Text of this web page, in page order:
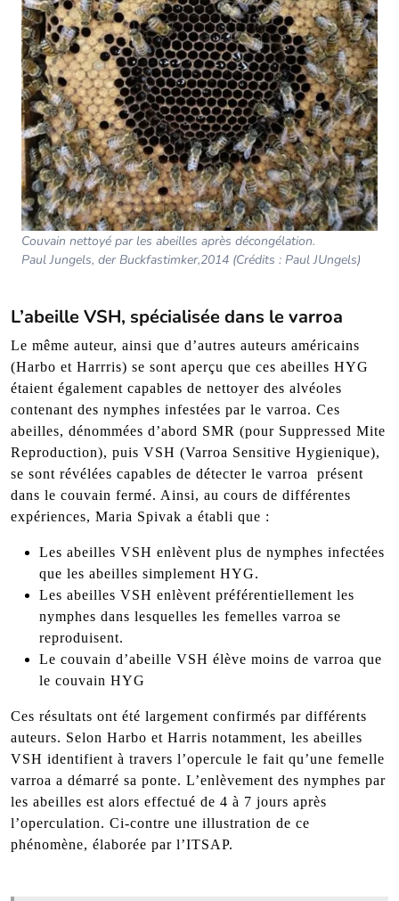
Couvain nettoyé par les abeilles après décongélation.
Paul Jungels, der Buckfastimker,2014 (Crédits : Paul JUngels)
L’abeille VSH, spécialisée dans le varroa
Le même auteur, ainsi que d’autres auteurs américains
(Harbo et Harrris) se sont aperçu que ces abeilles HYG
étaient également capables de nettoyer des alvéoles
contenant des nymphes infestées par le varroa. Ces
abeilles, dénommées d’abord SMR (pour Suppressed Mite
Reproduction), puis VSH (Varroa Sensitive Hygienique),
se sont révélées capables de détecter le varroa présent
dans le couvain fermé. Ainsi, au cours de différentes
expériences, Maria Spivak a établi que :
Les abeilles VSH enlèvent plus de nymphes infectées
que les abeilles simplement HYG.
Les abeilles VSH enlèvent préférentiellement les
nymphes dans lesquelles les femelles varroa se
reproduisent.
Le couvain d’abeille VSH élève moins de varroa que
le couvain HYG
Ces résultats ont été largement confirmés par différents
auteurs. Selon Harbo et Harris notamment, les abeilles
VSH identifient à travers l’opercule le fait qu’une femelle
varroa a démarré sa ponte. L’enlèvement des nymphes par
les abeilles est alors effectué de 4 à 7 jours après
l’operculation. Ci-contre une illustration de ce
phénomène, élaborée par l’ITSAP.